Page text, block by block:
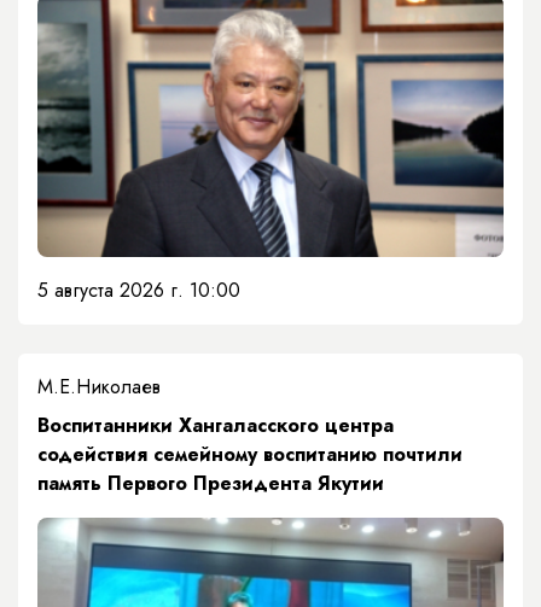
5 августа 2026 г. 10:00
М.Е.Николаев
​Воспитанники Хангаласского центра
содействия семейному воспитанию почтили
память Первого Президента Якутии